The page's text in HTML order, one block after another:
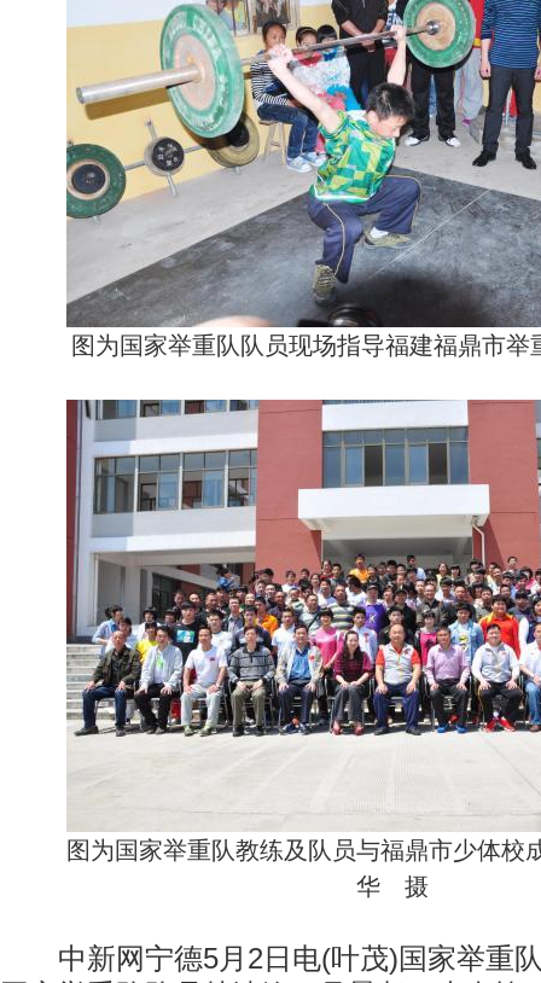
图为国家举重队队员现场指导福建福鼎市举
图为国家举重队教练及队员与福鼎市少体校
华 摄
中新网宁德5月2日电(叶茂)国家举重